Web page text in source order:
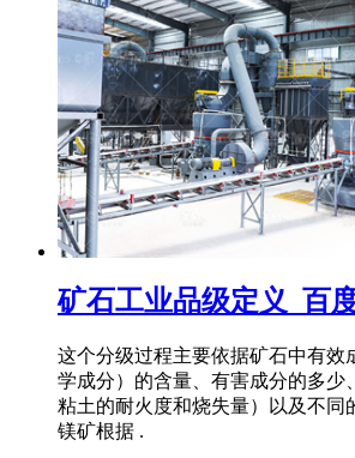
矿石工业品级定义_百
这个分级过程主要依据矿石中有效
学成分）的含量、有害成分的多少
粘土的耐火度和烧失量）以及不同
镁矿根据 .